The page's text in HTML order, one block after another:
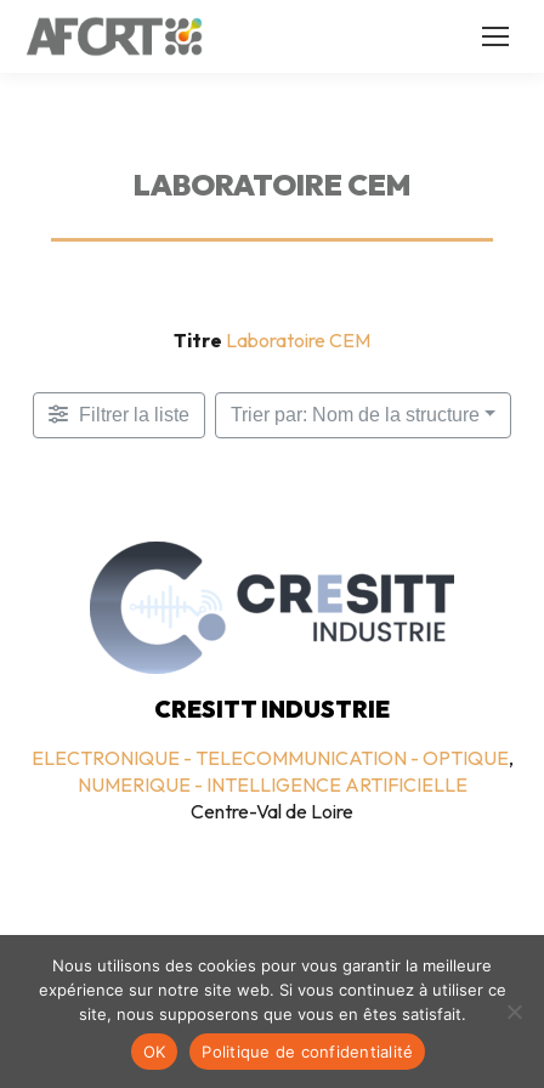
LABORATOIRE CEM
Titre Laboratoire CEM
Filtrer la liste Trier par: Nom de la structure
CRESITT INDUSTRIE
ELECTRONIQUE - TELECOMMUNICATION - OPTIQUE,
NUMERIQUE - INTELLIGENCE ARTIFICIELLE
Centre-Val de Loire
Mentions légales - politique de confidentialité
Nous utilisons des cookies pour vous garantir la meilleure
expérience sur notre site web. Si vous continuez à utiliser ce
site, nous supposerons que vous en êtes satisfait.
OK
Politique de confidentialité